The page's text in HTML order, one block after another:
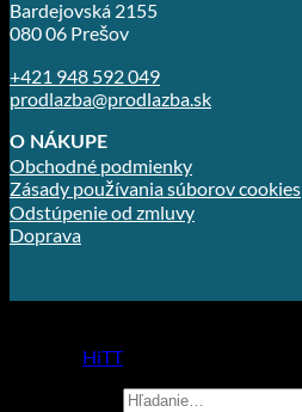
Bardejovská 2155
080 06 Prešov
+421 948 592 049
prodlazba@prodlazba.sk
O NÁKUPE
Obchodné podmienky
Zásady používania súborov cookies
Odstúpenie od zmluvy
Doprava
HiTT